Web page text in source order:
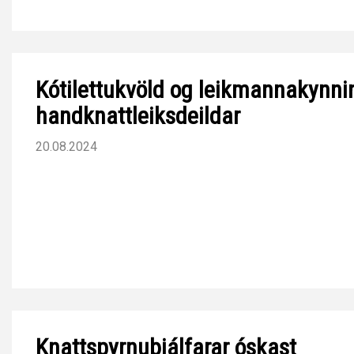
Kótilettukvöld og
handknattleiksdeildar
20.08.2024
Knattspyrnuþjálfarar óskast